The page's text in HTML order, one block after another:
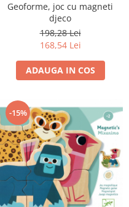
Geoforme, joc cu magneti
djeco
198,28 Lei
168,54 Lei
ADAUGA IN COS
-15%